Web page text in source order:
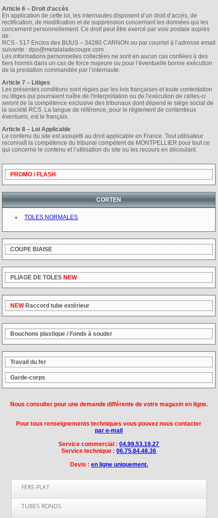
PROMO / FLASH
CORTEN
TOLES NORMALES
COUPE BIAISE
PLIAGE DE TOLES NEW
NEWRaccord tube extérieur
Bouchons plastique / Fonds à souder
Travail du fer
Garde-corps
Nous consulter pour une demande différente de votre magasin en ligne.
Pour tous renseignements techniques vous pouvez nous contacter
par e-mail
Service commercial :04.99.53.19.27
Service technique :06.75.84.48.36
Devis : en ligne uniquement.
FERS PLAT
Fer Plat Largeur 14 mm
TUBES RONDS
Article 6 – Droit d'accès
En application de cette loi, les internautes disposent d’un droit d’accès, de
rectification, de modification et de suppression concernant les données qui les
concernent personnellement. Ce droit peut être exercé par voie postale auprès
de :
RCS - 517 Enclos des BIJUS – 34280 CARNON ou par courriel à l’adresse email
suivante : dpo@metalaladecoupe.com .
Les informations personnelles collectées ne sont en aucun cas confiées à des
tiers hormis dans un cas de force majeure ou pour l’éventuelle bonne exécution
de la prestation commandée par l’internaute.
Article 7 – Litiges
Les présentes conditions sont régies par les lois françaises et toute contestation
ou litiges qui pourraient naître de l'interprétation ou de l'exécution de celles-ci
seront de la compétence exclusive des tribunaux dont dépend le siège social de
la société RCS. La langue de référence, pour le règlement de contentieux
éventuels, est le français.
Article 8 – Loi Applicable
Le contenu du site est assujetti au droit applicable en France. Tout utilisateur
reconnaît la compétence du tribunal compétent de MONTPELLIER pour tout ce
qui concerne le contenu et l’utilisation du site ou les recours en découlant.